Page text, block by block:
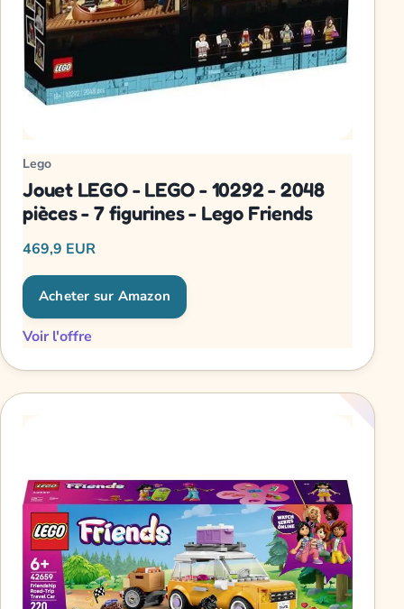
Lego
Jouet LEGO - LEGO - 10292 - 2048
pièces - 7 figurines - Lego Friends
469,9 EUR
Acheter sur Amazon
Voir l'offre